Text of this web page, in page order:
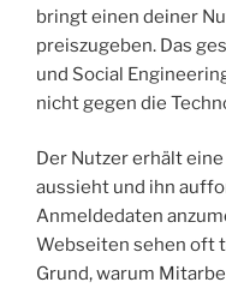
bringt einen deiner
preiszugeben. Das
und Social
nicht gegen die
Der Nutzer erhält
aussieht und ihn
Anmeldedaten
Webseiten sehen oft
Grund, warum